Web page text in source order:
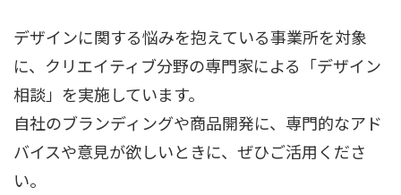
デザインに関する悩みを抱えている事業所を対象
に、クリエイティブ分野の専門家による「デザイン
相談」を実施しています。
自社のブランディングや商品開発に、専門的なアド
バイスや意見が欲しいときに、ぜひご活用くださ
い。